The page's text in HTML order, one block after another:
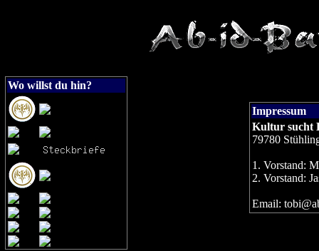
Wo willst du hin?
Impressum
Kultur sucht
79780
1. Vorstand:
2. Vorstand:
Email: